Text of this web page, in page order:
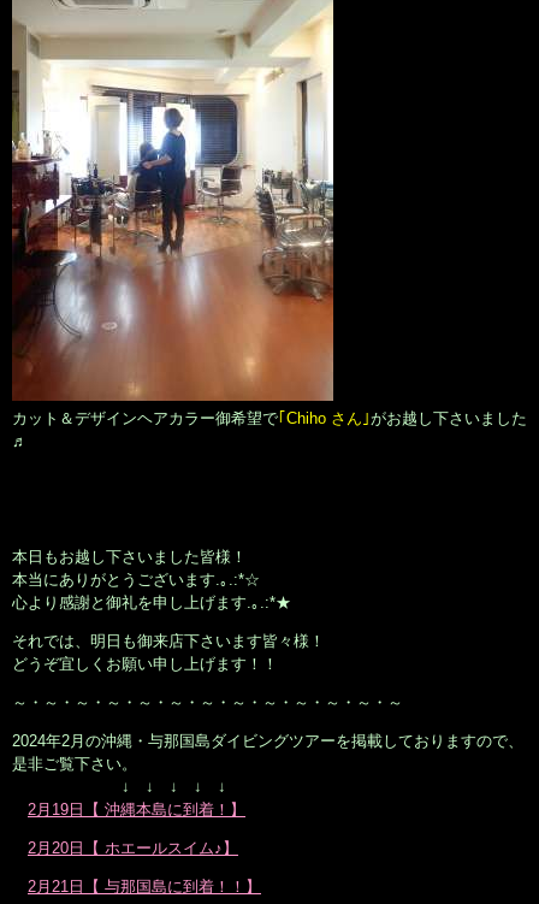
カット＆デザインヘアカラー御希望で｢Chiho さん｣がお越し下さいました
♬
本日もお越し下さいました皆様！
本当にありがとうございます.｡.:*☆
心より感謝と御礼を申し上げます.｡.:*★
それでは、明日も御来店下さいます皆々様！
どうぞ宜しくお願い申し上げます！！
～・～・～・～・～・～・～・～・～・～・～・～・～
2024年2月の沖縄・与那国島ダイビングツアーを掲載しておりますので、
是非ご覧下さい。
↓ ↓ ↓ ↓ ↓
2月19日【 沖縄本島に到着！】
2月20日【 ホエールスイム♪】
2月21日【 与那国島に到着！！】